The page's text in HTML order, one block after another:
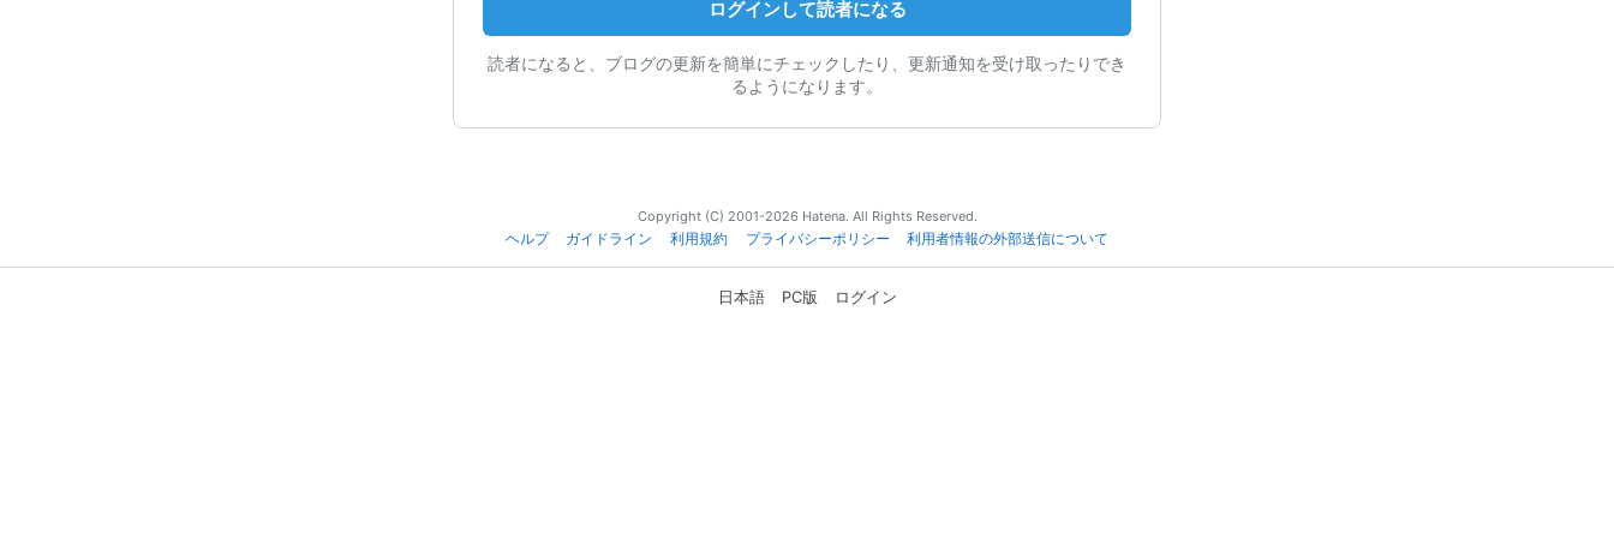
ログインして読者になる
読者になると、ブログの更新を簡単にチェックしたり、更新通知を受け取ったりでき
るようになります。
Copyright (C) 2001-2026 Hatena. All Rights Reserved.
ヘルプ
ガイドライン 利用規約 プライバシーポリシー 利用者情報の外部送信について
日本語 PC版 ログイン